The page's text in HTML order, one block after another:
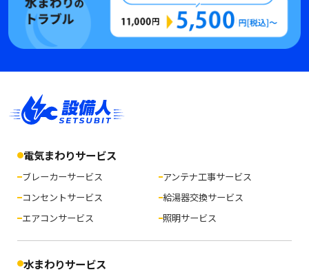
電気まわりサービス
ブレーカーサービス
コンセントサービス
照明サービス
アンテナ工事サービス
給湯器交換サービス
エアコンサービス
水まわりサービス